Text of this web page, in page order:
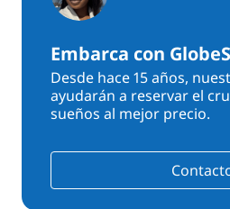
Embarca con
Desde hace 15 años,
ayudarán a reservar el
sueños al mejor precio.